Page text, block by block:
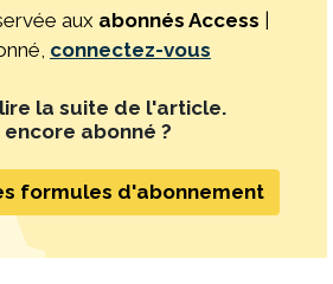
aux abonnés Access |
connectez-vous
la suite de l'article.
encore abonné ?
formules d'abonnement